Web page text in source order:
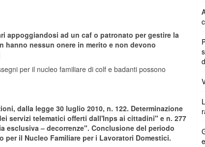
appoggiandosi ad un caf o patronato per gestire la
hanno nessun onere in merito e non devono
per il nucleo familiare di colf e badanti possono
dalla legge 30 luglio 2010, n. 122. Determinazione
servizi telematici offerti dall'Inps ai cittadini" e n. 277
esclusiva – decorrenze". Conclusione del periodo
il Nucleo Familiare per i Lavoratori Domestici.